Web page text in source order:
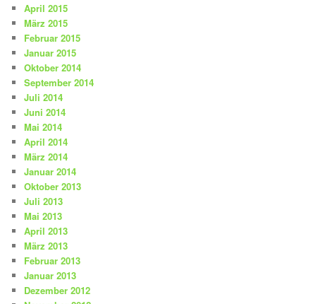
April 2015
März 2015
Februar 2015
Januar 2015
Oktober 2014
September 2014
Juli 2014
Juni 2014
Mai 2014
April 2014
März 2014
Januar 2014
Oktober 2013
Juli 2013
Mai 2013
April 2013
März 2013
Februar 2013
Januar 2013
Dezember 2012